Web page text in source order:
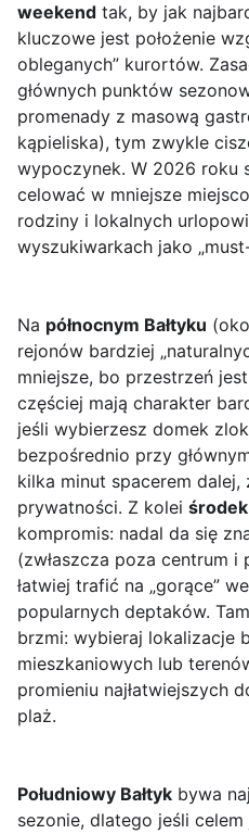
weekend tak, by jak
kluczowe jest położenie
obleganych” kurortów.
głównych punktów
promenady z masową
kąpieliska), tym zwykle
wypoczynek. W 2026 roku
celować w mniejsze
rodziny i lokalnych
wyszukiwarkach jako „must-
Na północnym Bałtyku
rejonów bardziej
mniejsze, bo przestrzeń
częściej mają charakter
jeśli wybierzesz domek
bezpośrednio przy
kilka minut spacerem dalej,
prywatności. Z kolei
kompromis: nadal da się
(zwłaszcza poza centrum i
łatwiej trafić na „gorące”
popularnych deptaków.
brzmi: wybieraj lokalizacje
mieszkaniowych lub
promieniu najłatwiejszych
plaż.
Południowy Bałtyk bywa
sezonie, dlatego jeśli celem